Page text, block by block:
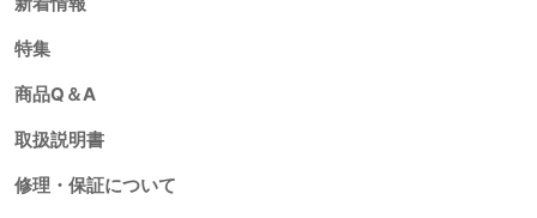
特集
商品Q＆A
取扱説明書
修理・保証について